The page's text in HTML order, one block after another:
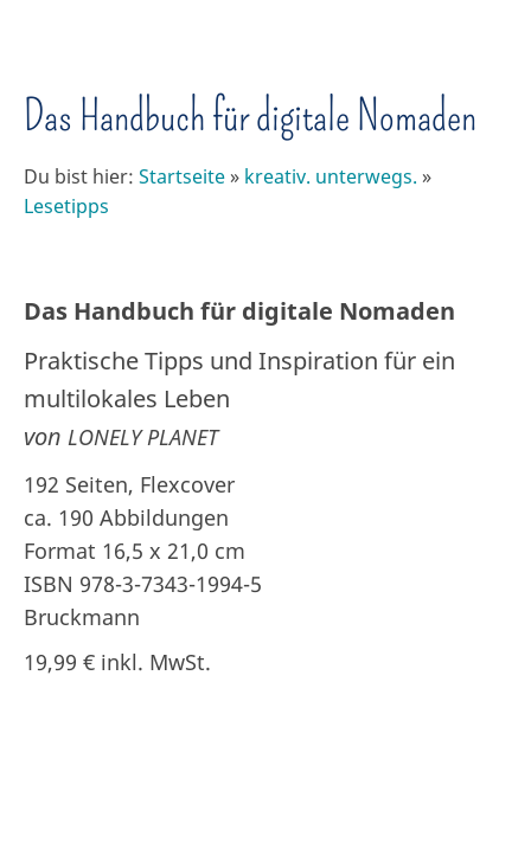
Das Handbuch für digitale Nomaden
Du bist hier: Startseite» kreativ. unterwegs. »
Lesetipps
Das Handbuch für digitale Nomaden
Praktische Tipps und Inspiration für ein
multilokales Leben
von LONELY PLANET
192 Seiten, Flexcover
ca. 190 Abbildungen
Format 16,5 x 21,0 cm
ISBN 978-3-7343-1994-5
Bruckmann
19,99 € inkl. MwSt.